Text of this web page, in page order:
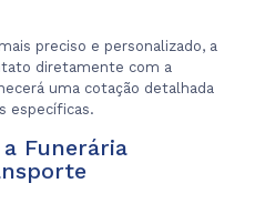
preciso e personalizado, a
diretamente com a
uma cotação detalhada
específicas.
Funerária